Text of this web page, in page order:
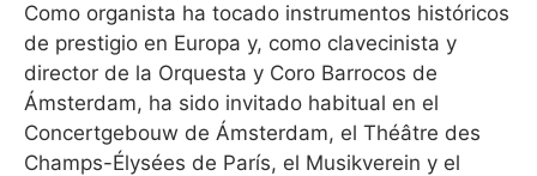
Como organista ha tocado instrumentos históricos
de prestigio en Europa y, como clavecinista y
director de la Orquesta y Coro Barrocos de
Ámsterdam, ha sido invitado habitual en el
Concertgebouw de Ámsterdam, el Théâtre des
Champs-Élysées de París, el Musikverein y el